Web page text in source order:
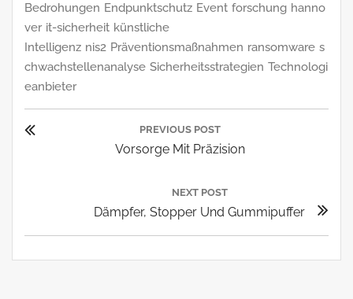
Bedrohungen Endpunktschutz Event forschung hanno
ver it-sicherheit künstliche
Intelligenz nis2 Präventionsmaßnahmen ransomware s
chwachstellenanalyse Sicherheitsstrategien Technologi
eanbieter
Beitragsnavigation
PREVIOUS POST
Previous
Vorsorge Mit Präzision
NEXT POST
Next
Post:
Dämpfer, Stopper Und Gummipuffer